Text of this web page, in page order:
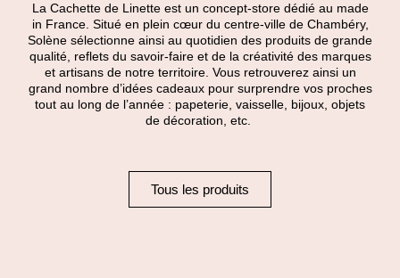
La Cachette de Linette est un concept-store dédié au made
in France. Situé en plein cœur du centre-ville de Chambéry,
Solène sélectionne ainsi au quotidien des produits de grande
qualité, reflets du savoir-faire et de la créativité des marques
et artisans de notre territoire. Vous retrouverez ainsi un
grand nombre d’idées cadeaux pour surprendre vos proches
tout au long de l’année : papeterie, vaisselle, bijoux, objets
de décoration, etc.
Tous les produits